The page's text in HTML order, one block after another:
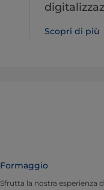
Scopri di più
Formaggio
Sfrutta la nostra esperienza